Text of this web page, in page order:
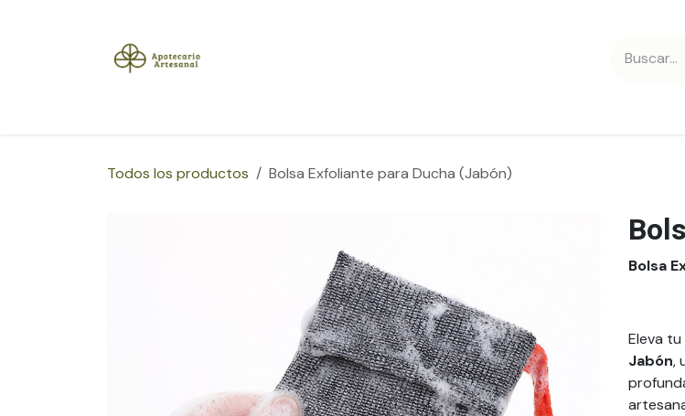
Todos los productos Bolsa Exfoliante para Ducha (Jabón)
Bolsa
Eleva
Jabón,